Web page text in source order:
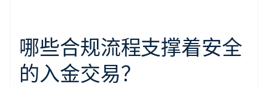
哪些合规流程支撑着安全
的入金交易？